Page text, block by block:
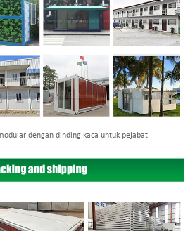
dengan dinding kaca untuk pejabat